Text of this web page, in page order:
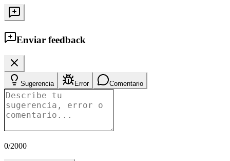
Enviar feedback
Sugerencia Error Comentario
0/2000